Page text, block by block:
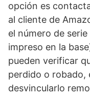
opción es
al cliente de
el número de
impreso en la
pueden verificar
perdido o robado,
desvincularlo